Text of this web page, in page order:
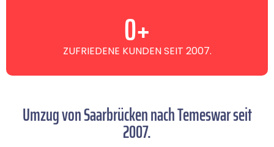
ZUFRIEDENE KUNDEN SEIT 2007.
0+
Umzug von Saarbrücken nach Temeswar seit
2007.